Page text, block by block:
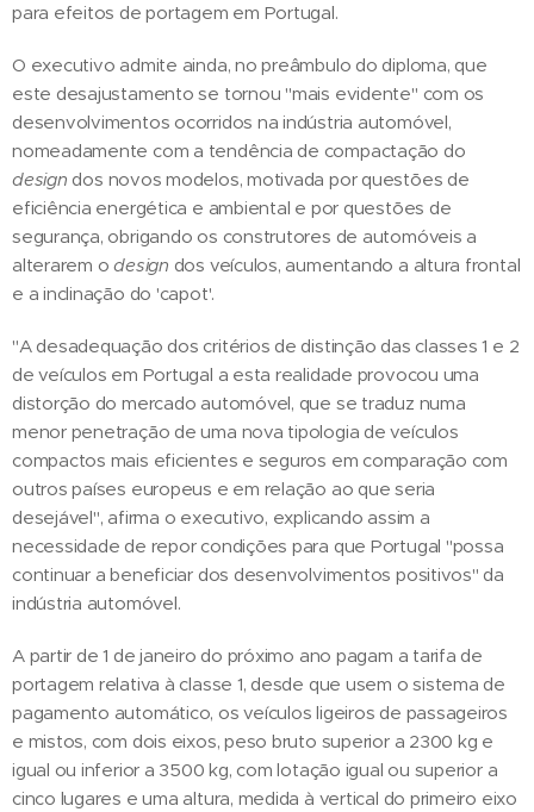
para efeitos de portagem em Portugal.
O executivo admite ainda, no preâmbulo do diploma, que
este desajustamento se tornou "mais evidente" com os
desenvolvimentos ocorridos na indústria automóvel,
nomeadamente com a tendência de compactação do
design dos novos modelos, motivada por questões de
eficiência energética e ambiental e por questões de
segurança, obrigando os construtores de automóveis a
alterarem odesign dos veículos, aumentando a altura frontal
e a inclinação do 'capot'.
"A desadequação dos critérios de distinção das classes 1 e 2
de veículos em Portugal a esta realidade provocou uma
distorção do mercado automóvel, que se traduz numa
menor penetração de uma nova tipologia de veículos
compactos mais eficientes e seguros em comparação com
outros países europeus e em relação ao que seria
desejável", afirma o executivo, explicando assim a
necessidade de repor condições para que Portugal "possa
continuar a beneficiar dos desenvolvimentos positivos" da
indústria automóvel.
A partir de 1 de janeiro do próximo ano pagam a tarifa de
portagem relativa à classe 1, desde que usem o sistema de
pagamento automático, os veículos ligeiros de passageiros
e mistos, com dois eixos, peso bruto superior a 2300 kg e
igual ou inferior a 3500 kg, com lotação igual ou superior a
cinco lugares e uma altura, medida à vertical do primeiro eixo